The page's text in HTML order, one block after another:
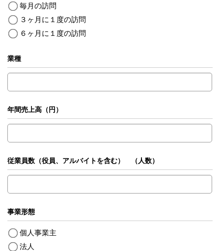
毎月の訪問
３ヶ月に１度の訪問
６ヶ月に１度の訪問
業種
年間売上高（円）
従業員数（役員、アルバイトを含む） （人数）
事業形態
個人事業主
法人